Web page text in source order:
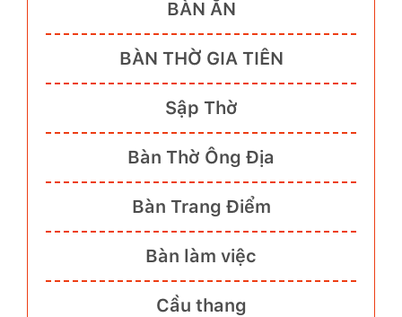
BÀN ĂN
BÀN THỜ GIA TIÊN
Sập Thờ
Bàn Thờ Ông Địa
Bàn Trang Điểm
Bàn làm việc
Cầu thang